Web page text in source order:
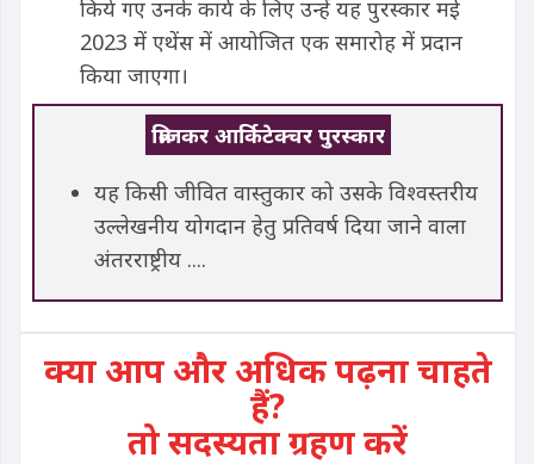
किये गए उनके कार्य के लिए उन्हें यह पुरस्कार मई
2023 में एथेंस में आयोजित एक समारोह में प्रदान
किया जाएगा।
प्रित्जकर आर्किटेक्चर पुरस्कार
यह किसी जीवित वास्तुकार को उसके विश्वस्तरीय
उल्लेखनीय योगदान हेतु प्रतिवर्ष दिया जाने वाला
अंतरराष्ट्रीय ....
क्या आप और अधिक पढ़ना चाहते
हैं?
तो सदस्यता ग्रहण करें